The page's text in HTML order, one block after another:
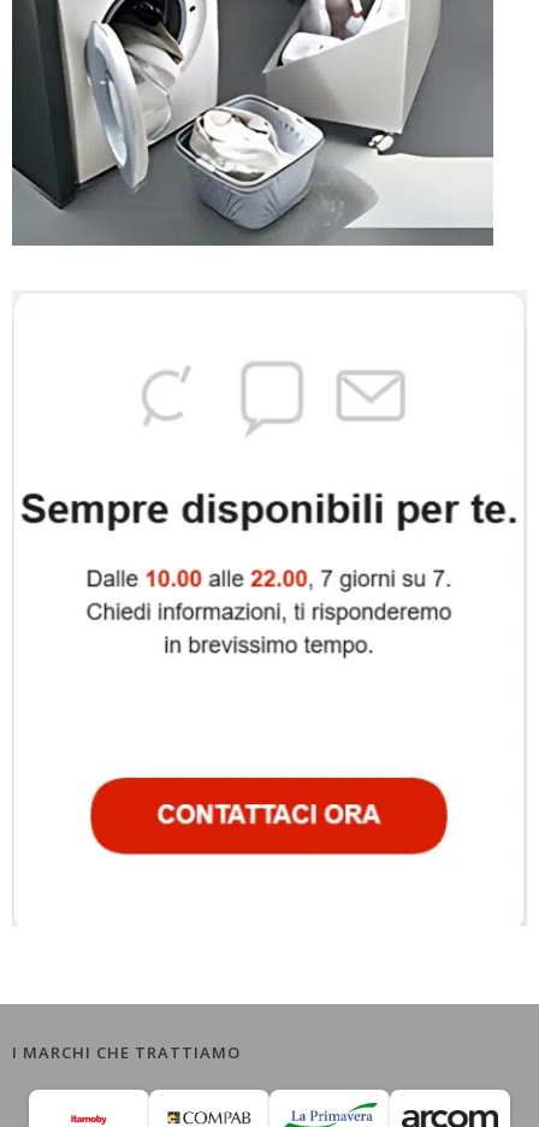
I MARCHI CHE TRATTIAMO